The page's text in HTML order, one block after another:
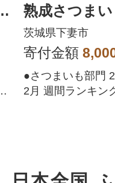
熟成さつま
るか 【訳ア
茨城県下妻市
寄付金額
●さつまいも部門
2月 週間ランキン